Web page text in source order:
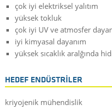
çok iyi elektriksel yalıtım
yüksek tokluk
çok iyi UV ve atmosfer
iyi kimyasal dayanım
yüksek sıcaklık aralğında
HEDEF ENDÜSTRILER
kriyojenik mühendislik